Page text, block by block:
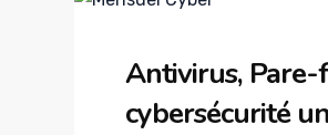
Antivirus,
cybersécurité